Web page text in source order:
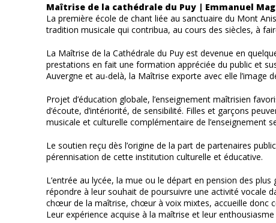
Maîtrise de la cathédrale du Puy | Emmanuel
La première école de chant liée au sanctuaire du Mont
tradition musicale qui contribua, au cours des siècles, à
La Maîtrise de la Cathédrale du Puy est devenue en
prestations en fait une formation appréciée du public et
Auvergne et au-delà, la Maîtrise exporte avec elle l’image
Projet d’éducation globale, l’enseignement maîtrisien
d’écoute, d’intériorité, de sensibilité. Filles et garçons
musicale et culturelle complémentaire de l’enseignement
Le soutien reçu dès l’origine de la part de partenaires
pérennisation de cette institution culturelle et éducative.
L’entrée au lycée, la mue ou le départ en pension des
répondre à leur souhait de poursuivre une activité vocale
chœur de la maîtrise, chœur à voix mixtes, accueille donc
Leur expérience acquise à la maîtrise et leur